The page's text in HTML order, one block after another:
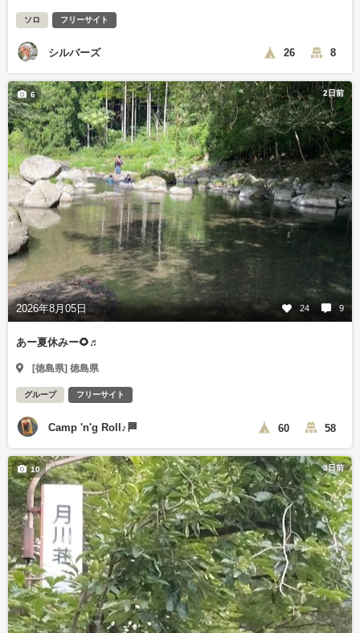
ソロ フリーサイト
シルバーズ 26 8
2日前
2026年8月05日 24 9
6
あー夏休みー🌻♬
[徳島県] 徳島県
グループ フリーサイト
Camp 'n'g Roll♪🏁 60 58
3日前
10